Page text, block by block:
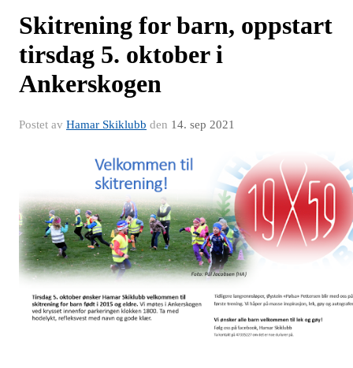
Skitrening for barn, oppstart
tirsdag 5. oktober i
Ankerskogen
Postet av Hamar Skiklubb den 14. sep 2021